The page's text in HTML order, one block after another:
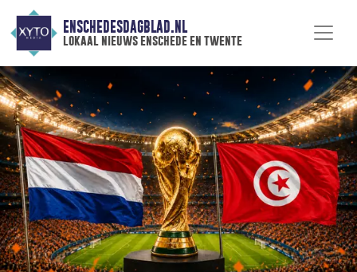
ENSCHEDESDAGBLAD.NL
lokaal nieuws enschede en twente